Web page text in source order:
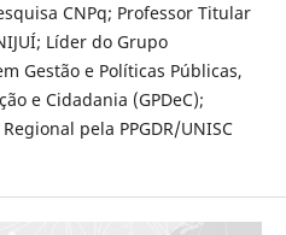
CNPq; Professor Titular
Líder do Grupo
Gestão e Políticas Públicas,
e Cidadania (GPDeC);
pela PPGDR/UNISC